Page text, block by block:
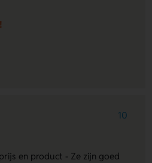
10
en product - Ze zijn goed